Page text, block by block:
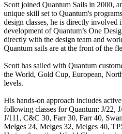
Scott joined Quantum Sails in 2000,
unique skill set to Quantum's
design classes, he is directly involved
development of Quantum’s One
directly with the design team and
Quantum sails are at the front of the
Scott has sailed with Quantum
the World, Gold Cup, European,
levels.
His hands-on approach includes
following classes for Quantum: J/22,
J/111, C&C 30, Farr 30, Farr 40,
Melges 24, Melges 32, Melges 40,